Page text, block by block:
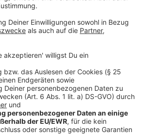
benötigen Ihre
Service zu laden!
einen Service eines
um Videoinhalte
Dieser Service kann
zu Ihren Aktivitäten